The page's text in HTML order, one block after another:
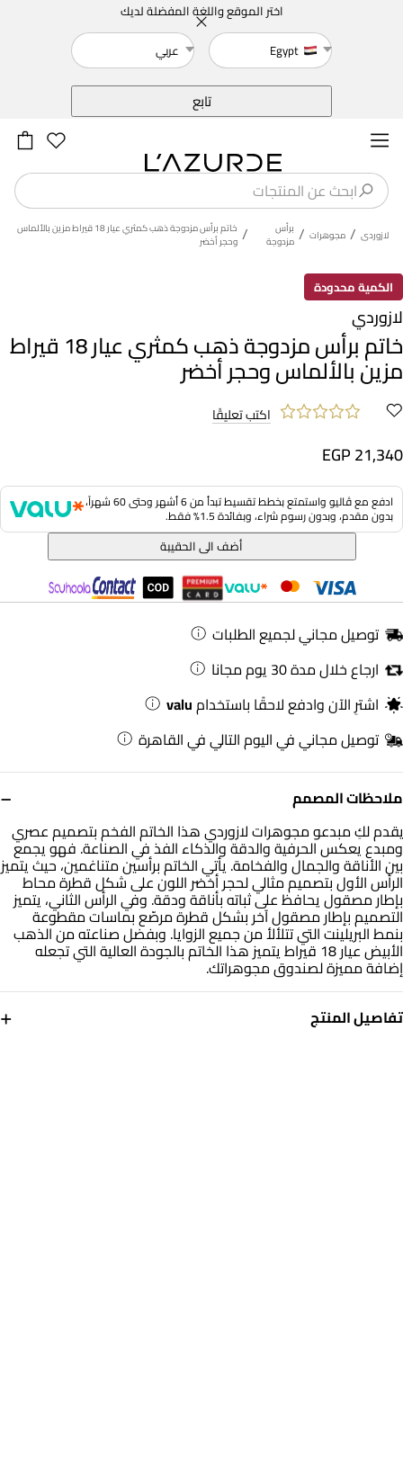
اختر الموقع واللغة المفضلة لديك
Egypt
عربي
تابع
لازوردى / مجوهرات / برأس
مزدوجة / خاتم برأس مزدوجة ذهب كمثري عيار 18 قيراط مزين بالألماس
وحجر أخضر
الكمية محدودة
ملاحظات المصمم −
يقدم لكِ مبدعو مجوهرات لازوردي هذا الخاتم الفخم بتصميم عصري
ومبدع يعكس الحرفية والدقة والذكاء الفذ في الصناعة. فهو يجمع
بين الأناقة والجمال والفخامة. يأتي الخاتم برأسين متناغمين، حيث يتميز
الرأس الأول بتصميم مثالي لحجر أخضر اللون على شكل قطرة محاط
بإطار مصقول يحافظ على ثباته بأناقة ودقة. وفي الرأس الثاني، يتميز
التصميم بإطار مصقول آخر بشكل قطرة مرصّع بماسات مقطوعة
بنمط البريلينت التي تتلألأ من جميع الزوايا. وبفضل صناعته من الذهب
الأبيض عيار 18 قيراط يتميز هذا الخاتم بالجودة العالية التي تجعله
إضافة مميزة لصندوق مجوهراتك.
تفاصيل المنتج
+
لازوردي
خاتم برأس مزدوجة ذهب كمثري عيار 18 قيراط
مزين بالألماس وحجر أخضر
اكتب تعليقًا
EGP 21,340
ادفع مع ڤاليو واستمتع بخطط تقسيط تبدأ من 6 أشهر وحتى 60 شهراً،
بدون مقدم، وبدون رسوم شراء، وبفائدة 1.5% فقط.
أضف الى الحقيبة
توصيل مجاني لجميع الطلبات
ارجاع خلال مدة 30 يوم مجانا
اشترِ الآن وادفع لاحقًا باستخدامvalu
توصيل مجاني في اليوم التالي في القاهرة